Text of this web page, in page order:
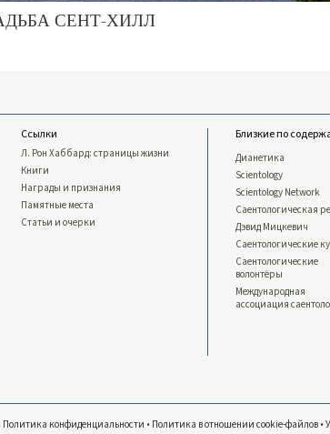
СЕНТ-ХИЛЛ
Ссылки
Л. Рон Хаббард: страницы жизни
Книги
Награды и признания
Памятные места
Статьи и очерки
Близкие по
Дианетика
Scientology
Scientology Network
Саентологическая
Дэвид Мицкевич
Саентологические
Саентологические
волонтёры
Международная
ассоциация
Политика конфиденциальности • Политика в отношении cookie-файлов •